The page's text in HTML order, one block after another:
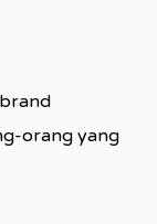
orang yang